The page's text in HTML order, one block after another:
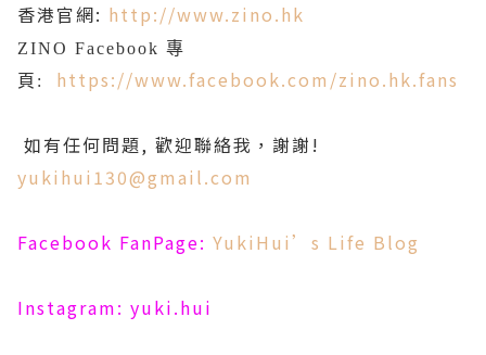
香港官網: http://www.zino.hk
ZINO Facebook 專
頁:
https://www.facebook.com/zino.hk.fans
如有任何問題, 歡迎聯絡我，謝謝!
yukihui130@gmail.com
Facebook FanPage: YukiHui’s Life Blog
Instagram: yuki.hui